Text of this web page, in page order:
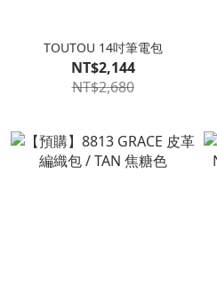
TOUTOU 14吋筆電包
NT$2,144
NT$2,680